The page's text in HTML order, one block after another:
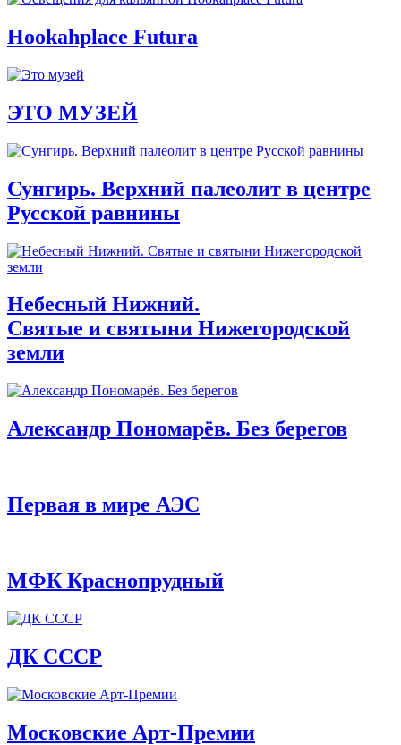
Hookahplace Futura
ЭТО МУЗЕЙ
Сунгирь. Верхний палеолит в центре
Русской равнины
Небесный Нижний.
Святые и святыни Нижегородской
земли
Александр Пономарёв. Без берегов
Первая в мире АЭС
МФК Краснопрудный
ДК СССР
Московские Арт-Премии